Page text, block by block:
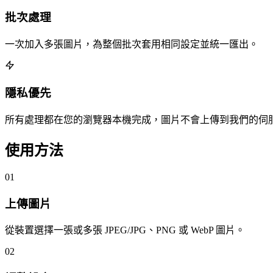
批次處理
一次加入多張圖片，為整個批次套用相同設定並統一匯出。
隱私優先
所有處理都在您的瀏覽器本機完成，圖片不會上傳到我們的伺
使用方法
01
上傳圖片
從裝置選擇一張或多張 JPEG/JPG、PNG 或 WebP 圖片。
02